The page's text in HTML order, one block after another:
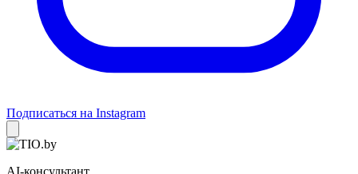
Подписаться на Instagram
AI-консультант